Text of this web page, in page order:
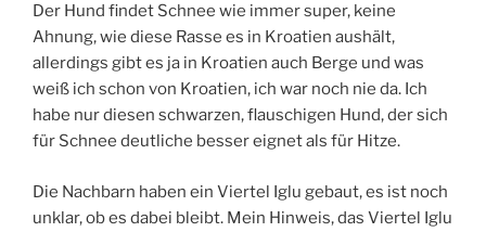
Der Hund findet Schnee wie immer super, keine
Ahnung, wie diese Rasse es in Kroatien aushält,
allerdings gibt es ja in Kroatien auch Berge und was
weiß ich schon von Kroatien, ich war noch nie da. Ich
habe nur diesen schwarzen, flauschigen Hund, der sich
für Schnee deutliche besser eignet als für Hitze.
Die Nachbarn haben ein Viertel Iglu gebaut, es ist noch
unklar, ob es dabei bleibt. Mein Hinweis, das Viertel Iglu